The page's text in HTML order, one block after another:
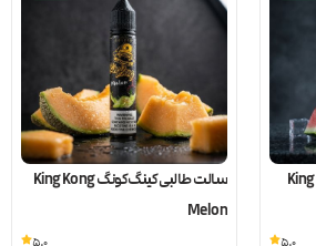
سالت هندوانه یخ کینگ کونگ King
5.0
سالت طالبی کینگ کونگ King Kong
Melon
5.0